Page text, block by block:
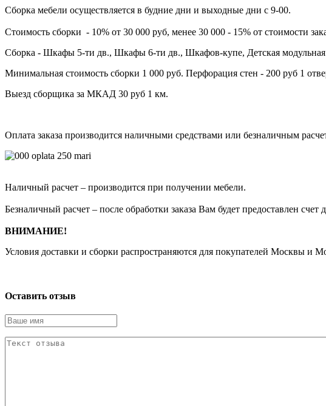
Сборка мебели осуществляется в будние дни и выходные дни с 9-00.
Стоимость сборки - 10% от 30 000 руб, менее 30 000 - 15% от стоимости
Сборка - Шкафы 5-ти дв., Шкафы 6-ти дв., Шкафов-купе, Детская модульная
Минимальная стоимость сборки 1 000 руб. Перфорация стен - 200 руб 1
Выезд сборщика за МКАД 30 руб 1 км.
Оплата заказа производится наличными средствами или безналичным
Наличный расчет – производится при получении мебели.
Безналичный расчет – после обработки заказа Вам будет предоставлен
ВНИМАНИЕ!
Условия доставки и сборки распространяются для покупателей Москвы и
Оставить отзыв